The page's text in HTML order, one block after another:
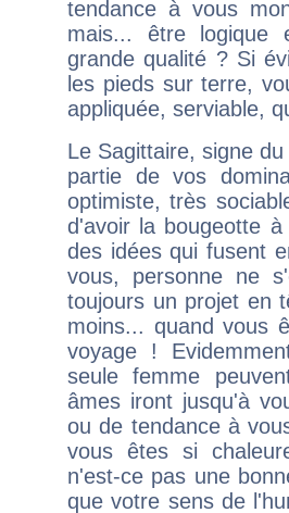
tendance à vous
mais... être logique
grande qualité ? Si
les pieds sur terre,
appliquée, serviable,
Le Sagittaire, signe
partie de vos
optimiste, très
d'avoir la bougeotte
des idées qui fusent
vous, personne ne
toujours un projet en
moins... quand vous
voyage !
seule femme
âmes iront jusqu'à
ou de tendance à
vous êtes si
n'est-ce pas une
que votre sens de